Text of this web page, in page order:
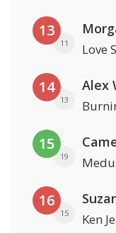
13
11 Love
14
13
Alex
15
19
16
15 Ken